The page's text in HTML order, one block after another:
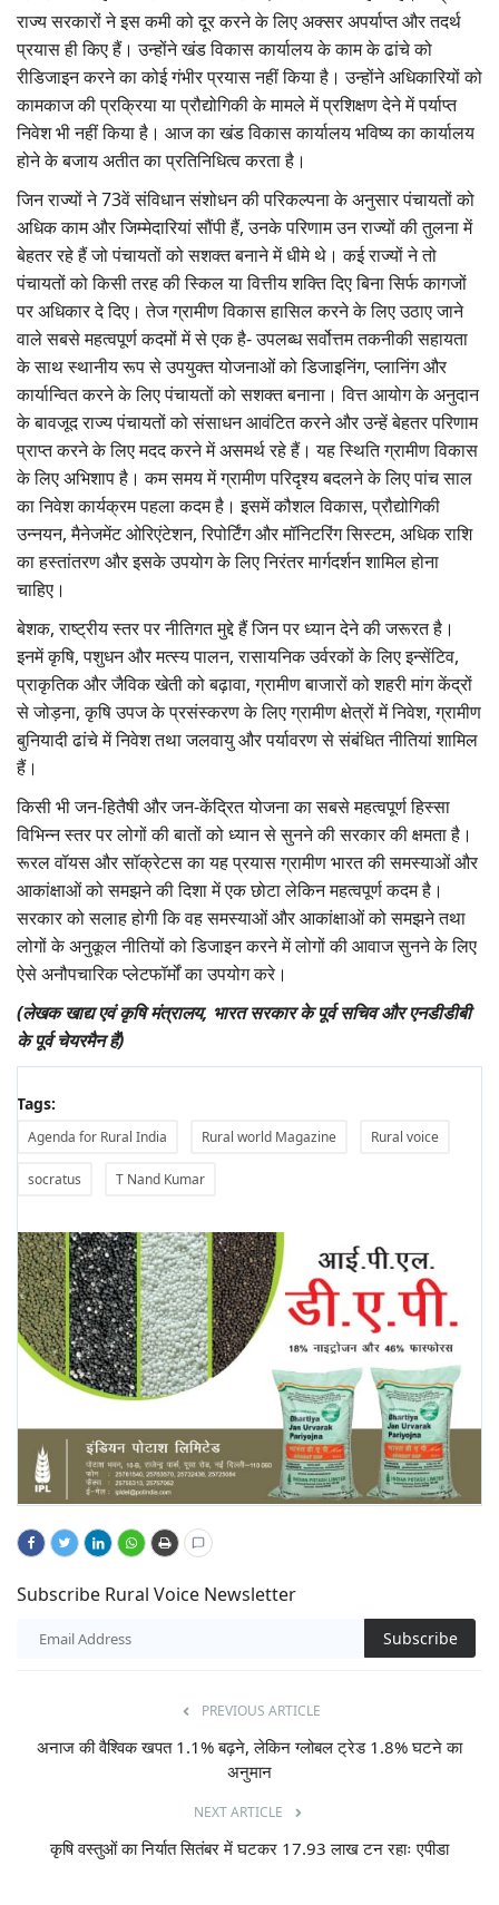
राज्य सरकारों ने इस कमी को दूर करने के लिए अक्सर अपर्याप्त और तदर्थ
प्रयास ही किए हैं। उन्होंने खंड विकास कार्यालय के काम के ढांचे को
रीडिजाइन करने का कोई गंभीर प्रयास नहीं किया है। उन्होंने अधिकारियों को
कामकाज की प्रक्रिया या प्रौद्योगिकी के मामले में प्रशिक्षण देने में पर्याप्त
निवेश भी नहीं किया है। आज का खंड विकास कार्यालय भविष्य का कार्यालय
होने के बजाय अतीत का प्रतिनिधित्व करता है।
जिन राज्यों ने 73वें संविधान संशोधन की परिकल्पना के अनुसार पंचायतों को
अधिक काम और जिम्मेदारियां सौंपी हैं, उनके परिणाम उन राज्यों की तुलना में
बेहतर रहे हैं जो पंचायतों को सशक्त बनाने में धीमे थे। कई राज्यों ने तो
पंचायतों को किसी तरह की स्किल या वित्तीय शक्ति दिए बिना सिर्फ कागजों
पर अधिकार दे दिए। तेज ग्रामीण विकास हासिल करने के लिए उठाए जाने
वाले सबसे महत्वपूर्ण कदमों में से एक है- उपलब्ध सर्वोत्तम तकनीकी सहायता
के साथ स्थानीय रूप से उपयुक्त योजनाओं को डिजाइनिंग, प्लानिंग और
कार्यान्वित करने के लिए पंचायतों को सशक्त बनाना। वित्त आयोग के अनुदान
के बावजूद राज्य पंचायतों को संसाधन आवंटित करने और उन्हें बेहतर परिणाम
प्राप्त करने के लिए मदद करने में असमर्थ रहे हैं। यह स्थिति ग्रामीण विकास
के लिए अभिशाप है। कम समय में ग्रामीण परिदृश्य बदलने के लिए पांच साल
का निवेश कार्यक्रम पहला कदम है। इसमें कौशल विकास, प्रौद्योगिकी
उन्नयन, मैनेजमेंट ओरिएंटेशन, रिपोर्टिंग और मॉनिटरिंग सिस्टम, अधिक राशि
का हस्तांतरण और इसके उपयोग के लिए निरंतर मार्गदर्शन शामिल होना
चाहिए।
बेशक, राष्ट्रीय स्तर पर नीतिगत मुद्दे हैं जिन पर ध्यान देने की जरूरत है।
इनमें कृषि, पशुधन और मत्स्य पालन, रासायनिक उर्वरकों के लिए इन्सेंटिव,
प्राकृतिक और जैविक खेती को बढ़ावा, ग्रामीण बाजारों को शहरी मांग केंद्रों
से जोड़ना, कृषि उपज के प्रसंस्करण के लिए ग्रामीण क्षेत्रों में निवेश, ग्रामीण
बुनियादी ढांचे में निवेश तथा जलवायु और पर्यावरण से संबंधित नीतियां शामिल
हैं।
किसी भी जन-हितैषी और जन-केंद्रित योजना का सबसे महत्वपूर्ण हिस्सा
विभिन्न स्तर पर लोगों की बातों को ध्यान से सुनने की सरकार की क्षमता है।
रूरल वॉयस और सॉक्रेटस का यह प्रयास ग्रामीण भारत की समस्याओं और
आकांक्षाओं को समझने की दिशा में एक छोटा लेकिन महत्वपूर्ण कदम है।
सरकार को सलाह होगी कि वह समस्याओं और आकांक्षाओं को समझने तथा
लोगों के अनुकूल नीतियों को डिजाइन करने में लोगों की आवाज सुनने के लिए
ऐसे अनौपचारिक प्लेटफॉर्मों का उपयोग करे।
(लेखक खाद्य एवं कृषि मंत्रालय, भारत सरकार के पूर्व सचिव और एनडीडीबी
के पूर्व चेयरमैन हैं)
Tags:
Agenda for Rural India Rural world Magazine Rural voice
socratus T Nand Kumar
Subscribe Rural Voice Newsletter
Subscribe
PREVIOUS ARTICLE
अनाज की वैश्विक खपत 1.1% बढ़ने, लेकिन ग्लोबल ट्रेड 1.8% घटने का
अनुमान
NEXT ARTICLE
कृषि वस्तुओं का निर्यात सितंबर में घटकर 17.93 लाख टन रहाः एपीडा